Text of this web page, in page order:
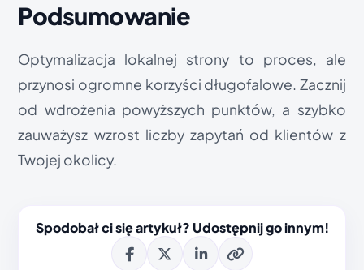
Podsumowanie
Optymalizacja lokalnej strony to proces, ale
przynosi ogromne korzyści długofalowe. Zacznij
od wdrożenia powyższych punktów, a szybko
zauważysz wzrost liczby zapytań od klientów z
Twojej okolicy.
Spodobał ci się artykuł? Udostępnij go innym!